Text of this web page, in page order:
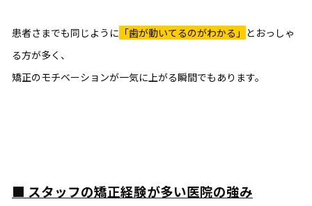
患者さまでも同じように 「歯が動いてるのがわかる」 とおっしゃ
る方が多く、
矯正のモチベーションが一気に上がる瞬間でもあります。
■ スタッフの矯正経験が多い医院の強み